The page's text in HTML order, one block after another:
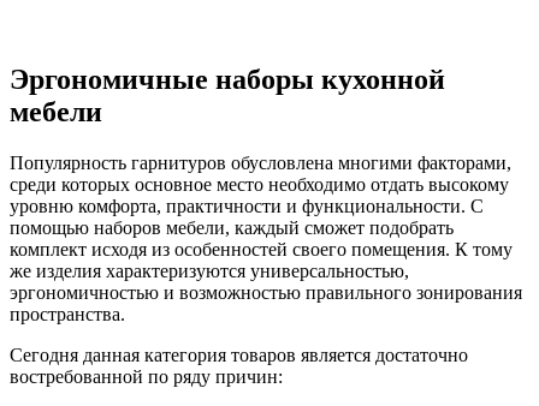
Эргономичные наборы кухонной
мебели
Популярность гарнитуров обусловлена многими факторами,
среди которых основное место необходимо отдать высокому
уровню комфорта, практичности и функциональности. С
помощью наборов мебели, каждый сможет подобрать
комплект исходя из особенностей своего помещения. К тому
же изделия характеризуются универсальностью,
эргономичностью и возможностью правильного зонирования
пространства.
Сегодня данная категория товаров является достаточно
востребованной по ряду причин: